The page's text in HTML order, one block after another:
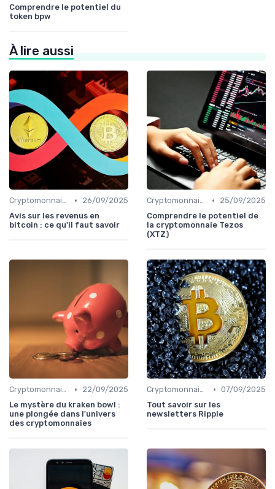
Comprendre le potentiel du
token bpw
À lire aussi
Cryptomonnaies populaires •
26/09/2025
Avis sur les revenus en
bitcoin : ce qu'il faut savoir
Cryptomonnaies populaires •
25/09/2025
Comprendre le potentiel de
la cryptomonnaie Tezos
(XTZ)
Cryptomonnaies populaires •
22/09/2025
Le mystère du kraken bowl :
une plongée dans l'univers
des cryptomonnaies
Cryptomonnaies populaires • 07/09/2025
Tout savoir sur les
newsletters Ripple